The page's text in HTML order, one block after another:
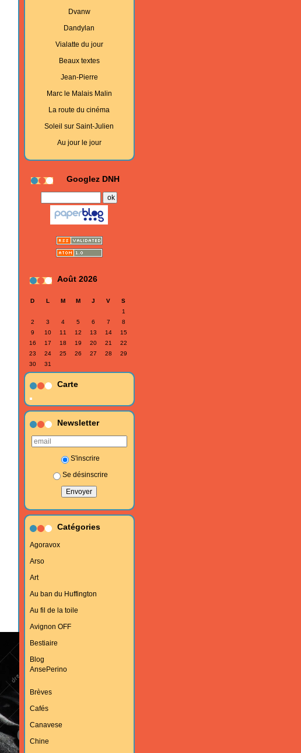
Dvanw
Dandylan
Vialatte du jour
Beaux textes
Jean-Pierre
Marc le Malais Malin
La route du cinéma
Soleil sur Saint-Julien
Au jour le jour
Googlez DNH
Août 2026
D L M M J V
S
1
2
3 4 5 6 7
8
9
10 11 12 13 14
15
16
17 18 19 20 21
22
23
24 25 26 27 28
29
30
31
Carte
Newsletter
S'inscrire
Se désinscrire
Catégories
Agoravox
Arso
Art
Au ban du Huffington
Au fil de la toile
Avignon OFF
Bestiaire
Blog
AnsePerino
Brèves
Cafés
Canavese
Chine